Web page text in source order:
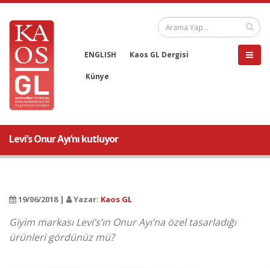
ENGLISH Kaos GL Dergisi
Künye
Levi’s Onur Ayı’nı kutluyor
19/06/2018 | Yazar: Kaos GL
Giyim markası Levi’s’ın Onur Ayı’na özel tasarladığı
ürünleri gördünüz mü?